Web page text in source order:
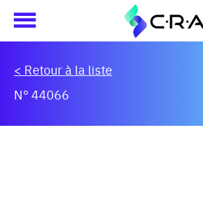
< Retour à la liste
N° 44066